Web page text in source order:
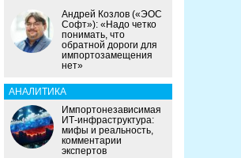
Андрей Козлов («ЭОС
Софт»): «Надо четко
понимать, что
обратной дороги для
импортозамещения
нет»
АНАЛИТИКА
Импортонезависимая
ИТ-инфраструктура:
мифы и реальность,
комментарии
экспертов